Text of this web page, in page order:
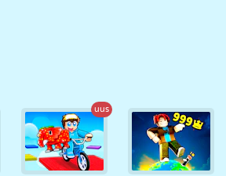
uus